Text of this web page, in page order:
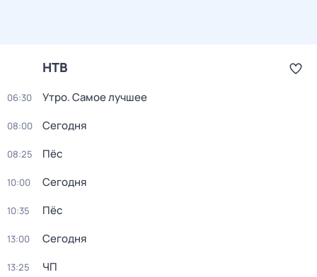
НТВ
06:30 Утро. Самое лучшее
08:00 Сегодня
08:25 Пёс
10:00 Сегодня
10:35 Пёс
13:00 Сегодня
13:25 ЧП